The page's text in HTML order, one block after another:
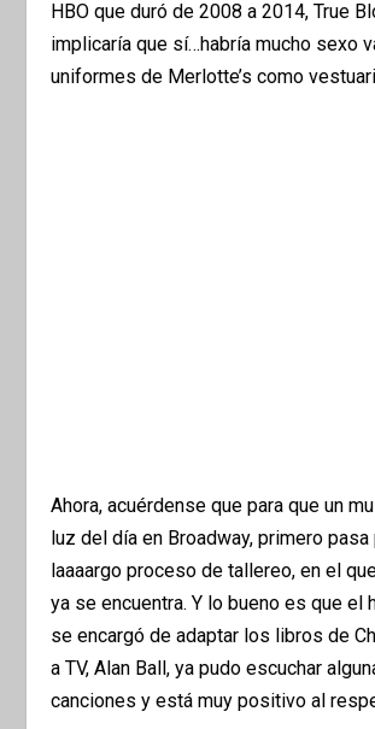
HBO que duró de 2008 a 2014, True
implicaría que sí…habría mucho sexo
uniformes de Merlotte’s como
Ahora, acuérdense que para que un
luz del día en Broadway, primero pasa
laaaargo proceso de tallereo, en el
ya se encuentra. Y lo bueno es que el
se encargó de adaptar los libros de
a TV, Alan Ball, ya pudo escuchar
canciones y está muy positivo al